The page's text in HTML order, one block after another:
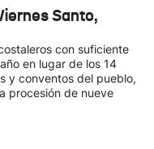
Santo,
con suficiente
en lugar de los 14
y conventos del pueblo,
procesión de nueve